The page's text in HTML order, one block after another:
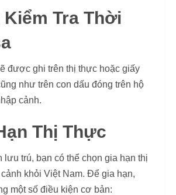
Kiểm Tra Thời
được ghi trên thị thực hoặc giấy
như trên con dấu đóng trên hộ
cảnh.
Thị Thực
lưu trú, bạn có thể chọn gia hạn thị
khỏi Việt Nam. Để gia hạn,
một số điều kiện cơ bản: